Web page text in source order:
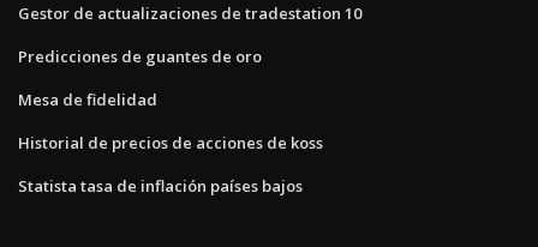
Gestor de actualizaciones de tradestation 10
Predicciones de guantes de oro
Mesa de fidelidad
Historial de precios de acciones de koss
Statista tasa de inflación países bajos